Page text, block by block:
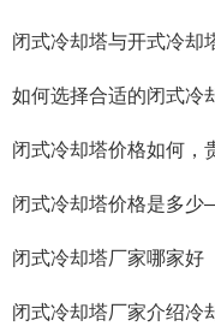
闭式冷却塔与开式冷却
如何选择合适的闭式冷
闭式冷却塔价格如何，
闭式冷却塔价格是多
闭式冷却塔厂家哪家好
闭式冷却塔厂家介绍冷